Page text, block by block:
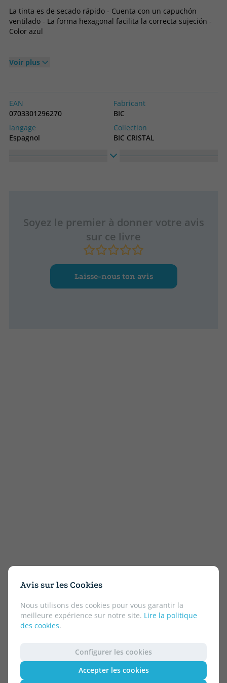
Avis sur les Cookies
Nous utilisons des cookies pour vous garantir la
meilleure expérience sur notre site. Lire la politique
des cookies.
Configurer les cookies
Accepter les cookies
La tinta es de secado rápido - Cuenta con un capuchón
ventilado - La forma hexagonal facilita la correcta sujeción -
Color azul
Voir plus
EAN
0703301296270
Fabricant
BIC
langage
Espagnol
Collection
BIC CRISTAL
Soyez le premier à donner votre avis
sur ce livre
Laisse-nous ton avis